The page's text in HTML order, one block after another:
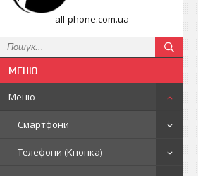
all-phone.com.ua
Меню
Смартфони
Телефони (Кнопка)